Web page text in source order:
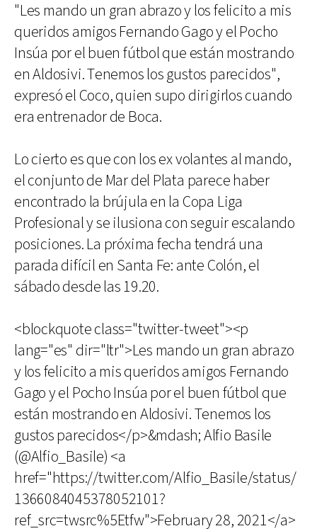
"Les mando un gran abrazo y los felicito a mis
queridos amigos Fernando Gago y el Pocho
Insúa por el buen fútbol que están mostrando
en Aldosivi. Tenemos los gustos parecidos",
expresó el Coco, quien supo dirigirlos cuando
era entrenador de Boca.
Lo cierto es que con los ex volantes al mando,
el conjunto de Mar del Plata parece haber
encontrado la brújula en la Copa Liga
Profesional y se ilusiona con seguir escalando
posiciones. La próxima fecha tendrá una
parada difícil en Santa Fe: ante Colón, el
sábado desde las 19.20.
<blockquote class="twitter-tweet"><p
lang="es" dir="ltr">Les mando un gran abrazo
y los felicito a mis queridos amigos Fernando
Gago y el Pocho Insúa por el buen fútbol que
están mostrando en Aldosivi. Tenemos los
gustos parecidos</p>&mdash; Alfio Basile
(@Alfio_Basile) <a
href="https://twitter.com/Alfio_Basile/status/
1366084045378052101?
ref_src=twsrc%5Etfw">February 28, 2021</a>